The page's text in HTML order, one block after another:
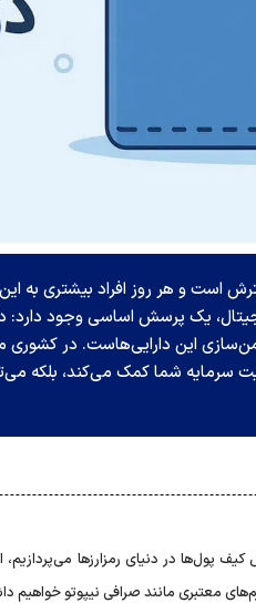
است و هر روز افراد بیشتری به
یک پرسش اساسی وجود دارد:
این دارایی‌هاست. در کشوری
شما کمک می‌کند، بلکه
پول‌ها در دنیای رمزارز‌ها می‌پردازیم،
معتبری مانند صرافی نیپوتو